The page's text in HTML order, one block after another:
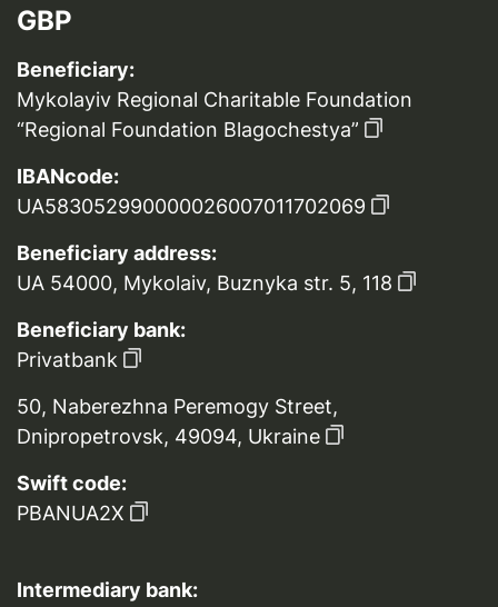
GBP
Beneficiary:
Mykolayiv Regional Charitable Foundation
“Regional Foundation Blagochestya”
IBANcode:
UA583052990000026007011702069
Beneficiary address:
UA 54000, Mykolaiv, Buznyka str. 5, 118
Beneficiary bank:
Privatbank
50, Naberezhna Peremogy Street,
Dnipropetrovsk, 49094, Ukraine
Swift code:
PBANUA2X
Intermediary bank: